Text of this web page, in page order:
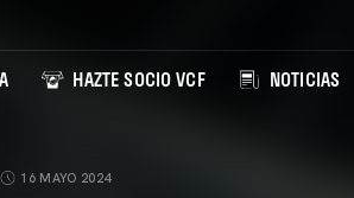
HAZTE SOCIO VCF NOTICIAS
16 MAYO 2024